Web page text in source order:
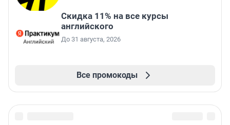
Скидка 11% на все курсы
английского
До 31 августа, 2026
Все промокоды